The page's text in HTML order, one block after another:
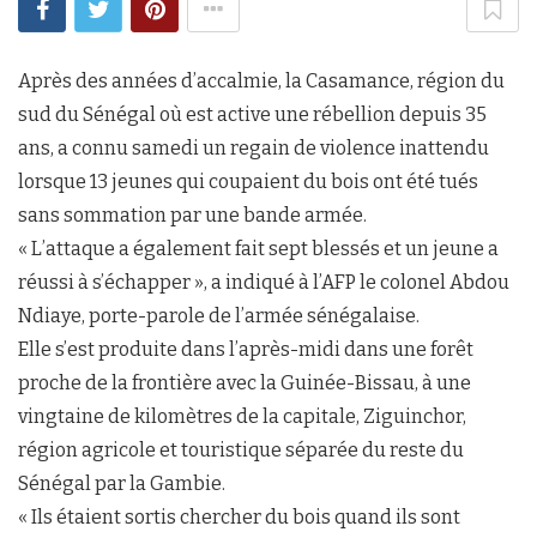
Après des années d’accalmie, la Casamance, région du
sud du Sénégal où est active une rébellion depuis 35
ans, a connu samedi un regain de violence inattendu
lorsque 13 jeunes qui coupaient du bois ont été tués
sans sommation par une bande armée.
« L’attaque a également fait sept blessés et un jeune a
réussi à s’échapper », a indiqué à l’AFP le colonel Abdou
Ndiaye, porte-parole de l’armée sénégalaise.
Elle s’est produite dans l’après-midi dans une forêt
proche de la frontière avec la Guinée-Bissau, à une
vingtaine de kilomètres de la capitale, Ziguinchor,
région agricole et touristique séparée du reste du
Sénégal par la Gambie.
« Ils étaient sortis chercher du bois quand ils sont